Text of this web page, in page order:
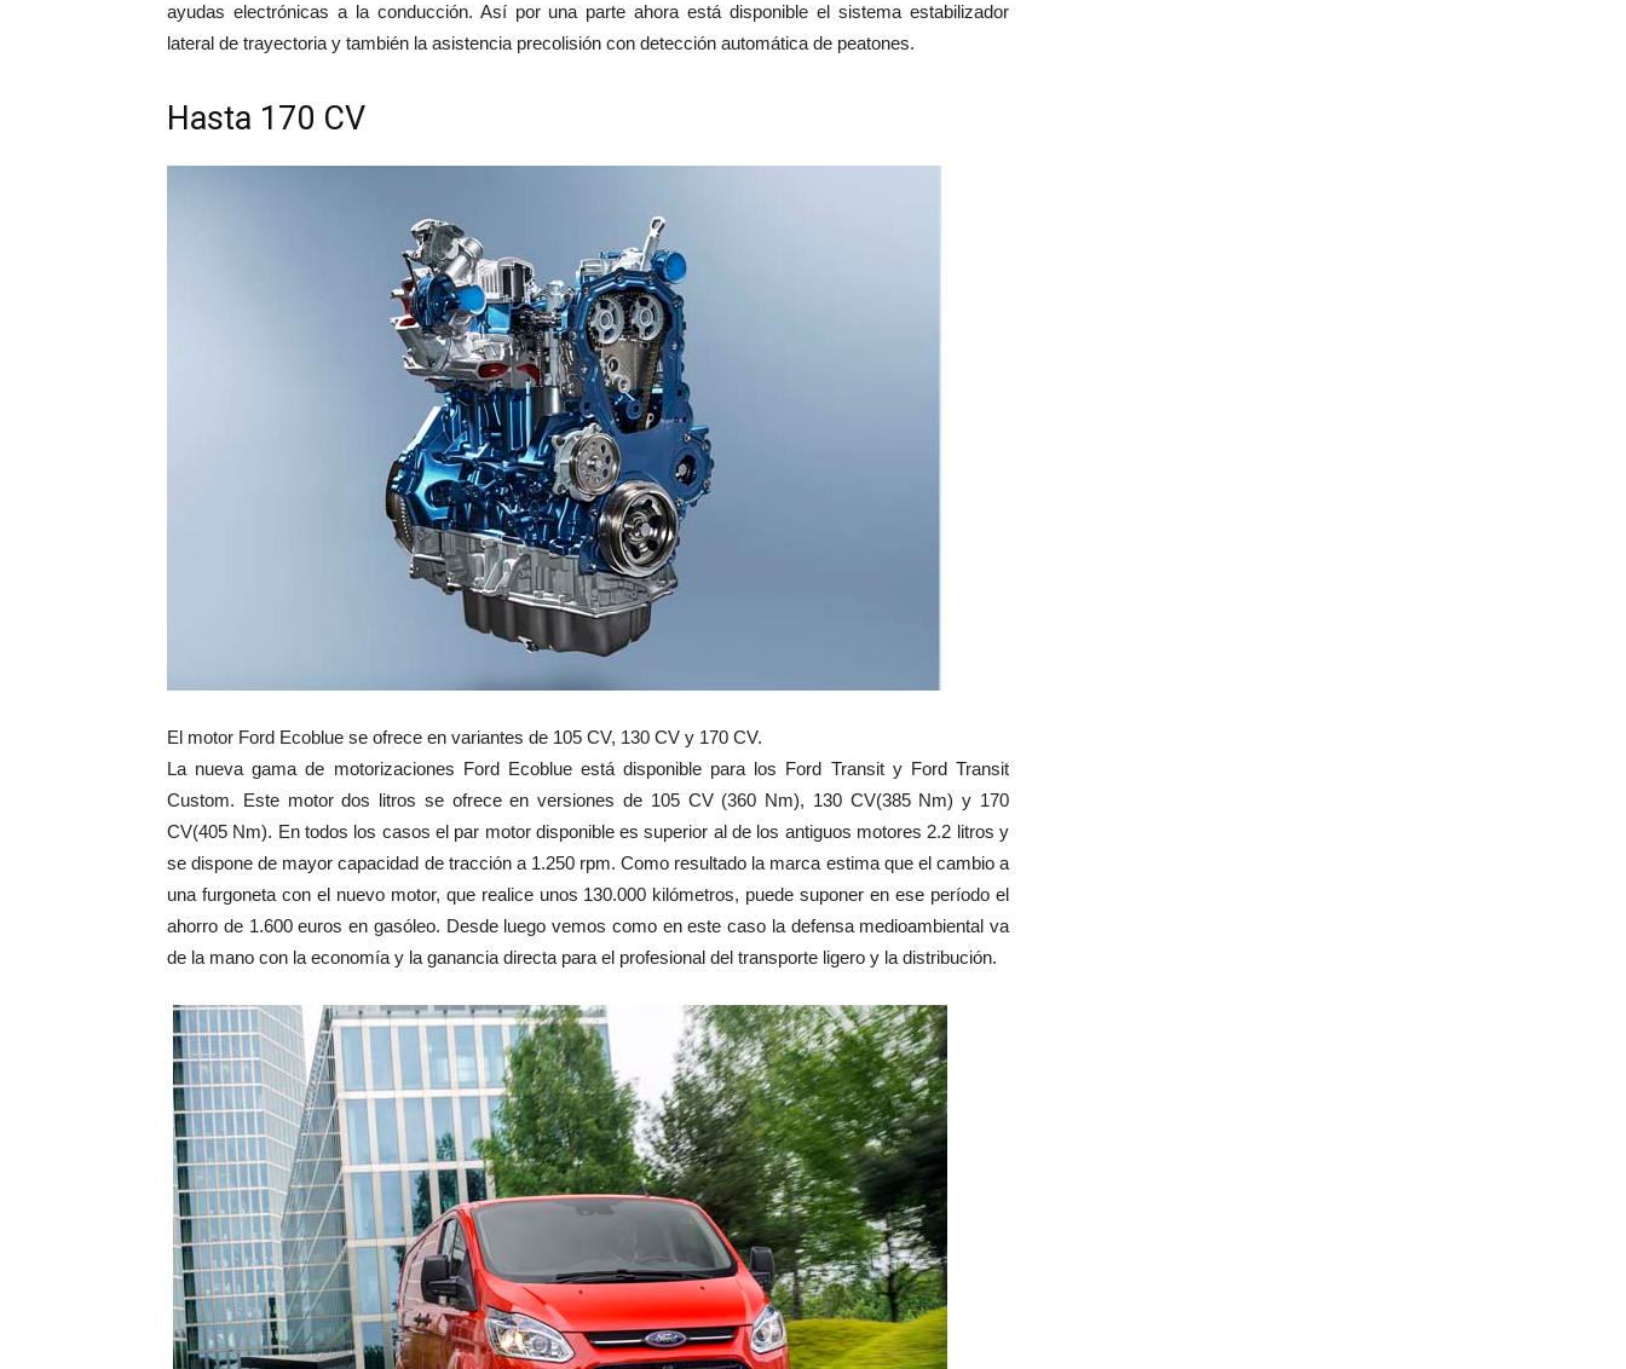
ayudas electrónicas a la conducción. Así por una parte ahora está disponible el sistema estabilizador
lateral de trayectoria y también la asistencia precolisión con detección automática de peatones.
Hasta 170 CV
El motor Ford Ecoblue se ofrece en variantes de 105 CV, 130 CV y 170 CV.
La nueva gama de motorizaciones Ford Ecoblue está disponible para los Ford Transit y Ford Transit
Custom. Este motor dos litros se ofrece en versiones de 105 CV (360 Nm), 130 CV(385 Nm) y 170
CV(405 Nm). En todos los casos el par motor disponible es superior al de los antiguos motores 2.2 litros y
se dispone de mayor capacidad de tracción a 1.250 rpm. Como resultado la marca estima que el cambio a
una furgoneta con el nuevo motor, que realice unos 130.000 kilómetros, puede suponer en ese período el
ahorro de 1.600 euros en gasóleo. Desde luego vemos como en este caso la defensa medioambiental va
de la mano con la economía y la ganancia directa para el profesional del transporte ligero y la distribución.